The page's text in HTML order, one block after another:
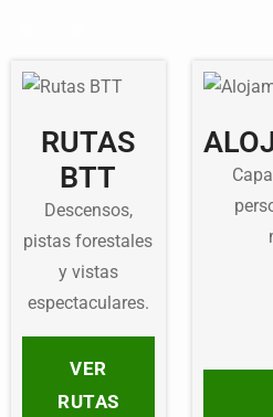
RUTAS
BTT
Descensos,
pistas forestales
y vistas
espectaculares.
VER
RUTAS